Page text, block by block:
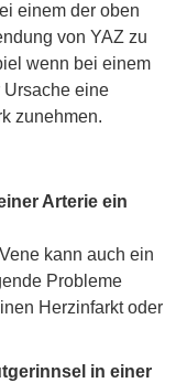
einem der oben
von YAZ zu
wenn bei einem
Ursache eine
zunehmen.
Arterie ein
kann auch ein
Probleme
Herzinfarkt oder
in einer